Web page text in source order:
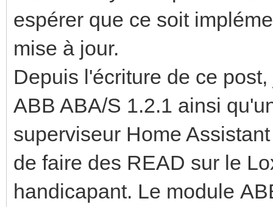
espérer que ce soit
mise à jour.
Depuis l'écriture de ce
ABB ABA/S 1.2.1 ainsi
superviseur Home
de faire des READ sur le
handicapant. Le module